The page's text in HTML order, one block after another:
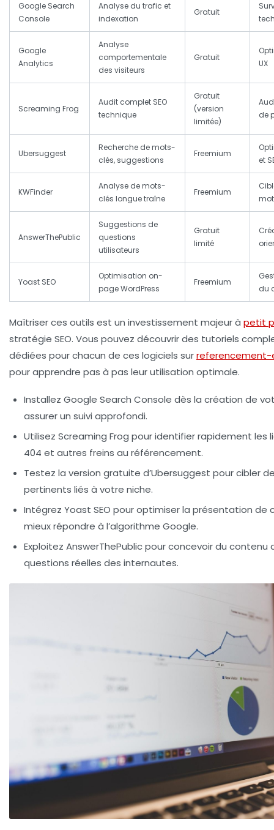
Google Search
Console
Analyse du trafic et
indexation
Gratuit
Google
Analytics
Analyse
comportementale
des visiteurs
Gratuit
UX
Screaming Frog
Audit complet SEO
technique
Gratuit
(version
limitée)
de
Ubersuggest
Recherche de mots-
clés, suggestions
Freemium
et
KWFinder
Analyse de mots-
clés longue traîne
Freemium
AnswerThePublic
Suggestions de
questions
utilisateurs
Gratuit
limité
Yoast SEO
Optimisation on-
page WordPress
Freemium
du
Maîtriser ces outils est un investissement majeur à petit
stratégie SEO. Vous pouvez découvrir des tutoriels
dédiées pour chacun de ces logiciels surreferencement-
pour apprendre pas à pas leur utilisation optimale.
Installez Google Search Console dès la création de
assurer un suivi approfondi.
Utilisez Screaming Frog pour identifier rapidement les
404 et autres freins au référencement.
Testez la version gratuite d’Ubersuggest pour cibler
pertinents liés à votre niche.
Intégrez Yoast SEO pour optimiser la présentation de
mieux répondre à l’algorithme Google.
Exploitez AnswerThePublic pour concevoir du contenu
questions réelles des internautes.